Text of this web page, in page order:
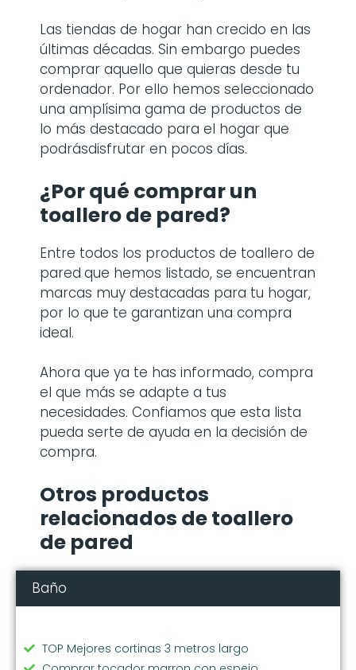
Las tiendas de hogar han crecido en las
últimas décadas. Sin embargo puedes
comprar aquello que quieras desde tu
ordenador. Por ello hemos seleccionado
una amplísima gama de productos de
lo más destacado para el hogar que
podrásdisfrutar en pocos días.
¿Por qué comprarun
toallero de pared?
Entre todos los productos de toallero de
pared que hemos listado, se encuentran
marcas muy destacadas para tu hogar,
por lo que te garantizan una compra
ideal.
Ahora que ya te has informado, compra
el que más se adapte a tus
necesidades. Confiamos que esta lista
pueda serte de ayuda en la decisión de
compra.
Otros productos
relacionados de toallero
de pared
Baño
TOP Mejores cortinas 3 metros largo